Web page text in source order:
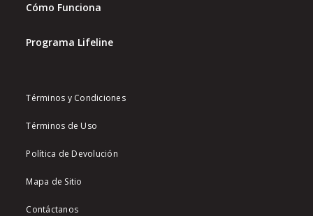
Cómo Funciona
Programa Lifeline
Términos y Condiciones
Términos de Uso
Política de Devolución
Mapa de Sitio
Contáctanos